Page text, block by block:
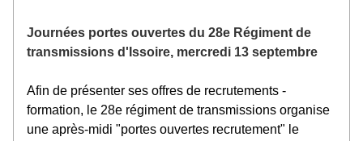
Journées portes ouvertes du 28e Régiment de
transmissions d'Issoire, mercredi 13 septembre
Afin de présenter ses offres de recrutements -
formation, le 28e régiment de transmissions organise
une après-midi "portes ouvertes recrutement" le